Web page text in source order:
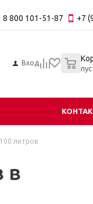
8 800 101-51-87 +7
Вход
литров
в